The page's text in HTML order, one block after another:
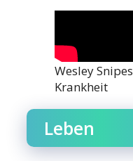
Wesley Snipes
Krankheit
Leben